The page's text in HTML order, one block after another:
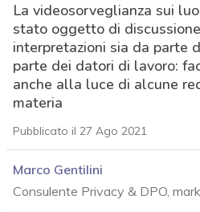
La videosorveglianza sui
stato oggetto di
interpretazioni sia da parte
parte dei datori di lavoro:
anche alla luce di alcune
materia
Pubblicato il 27 Ago 2021
Marco Gentilini
Consulente Privacy & DPO,